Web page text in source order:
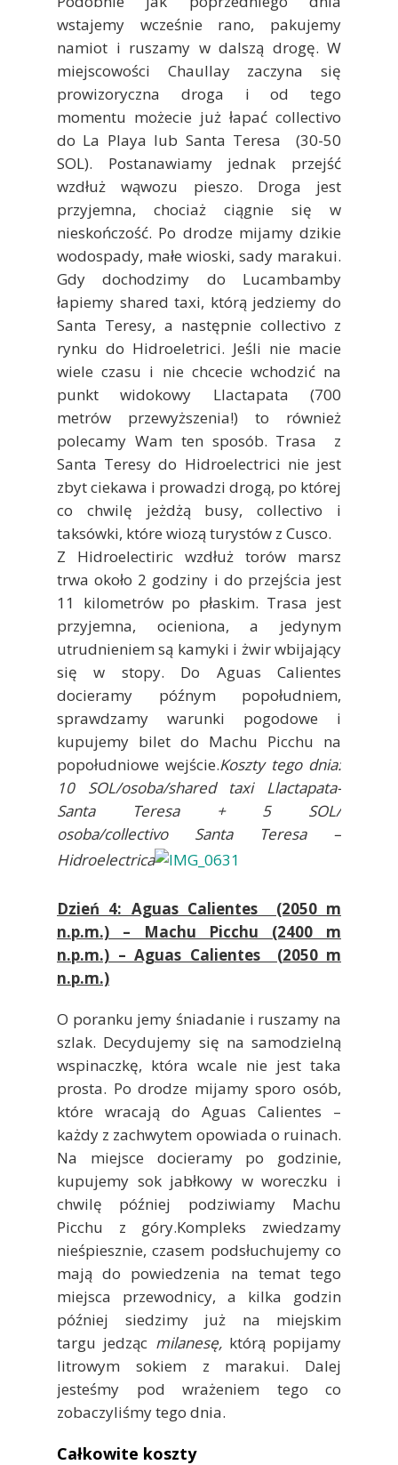
wstajemy wcześnie rano, pakujemy
namiot i ruszamy w dalszą drogę. W
miejscowości Chaullay zaczyna się
prowizoryczna droga i od tego
momentu możecie już łapać collectivo
do La Playa lub Santa Teresa (30-50
SOL). Postanawiamy jednak przejść
wzdłuż wąwozu pieszo. Droga jest
przyjemna, chociaż ciągnie się w
nieskończość. Po drodze mijamy dzikie
wodospady, małe wioski, sady marakui.
Gdy dochodzimy do Lucambamby
łapiemy shared taxi, którą jedziemy do
Santa Teresy, a następnie collectivo z
rynku do Hidroeletrici. Jeśli nie macie
wiele czasu i nie chcecie wchodzić na
punkt widokowy Llactapata (700
metrów przewyższenia!) to również
polecamy Wam ten sposób. Trasa z
Santa Teresy do Hidroelectrici nie jest
zbyt ciekawa i prowadzi drogą, po której
co chwilę jeżdżą busy, collectivo i
taksówki, które wiozą turystów z Cusco.
Z Hidroelectiric wzdłuż torów marsz
trwa około 2 godziny i do przejścia jest
11 kilometrów po płaskim. Trasa jest
przyjemna, ocieniona, a jedynym
utrudnieniem są kamyki i żwir wbijający
się w stopy. Do Aguas Calientes
docieramy późnym popołudniem,
sprawdzamy warunki pogodowe i
kupujemy bilet do Machu Picchu na
popołudniowe wejście.Koszty tego dnia:
10 SOL/osoba/shared taxi Llactapata-
Santa Teresa + 5 SOL/
osoba/collectivo Santa Teresa –
Hidroelectrica
Dzień 4: Aguas Calientes (2050 m
n.p.m.) – Machu Picchu (2400 m
n.p.m.) – Aguas Calientes (2050 m
n.p.m.)
O poranku jemy śniadanie i ruszamy na
szlak. Decydujemy się na samodzielną
wspinaczkę, która wcale nie jest taka
prosta. Po drodze mijamy sporo osób,
które wracają do Aguas Calientes –
każdy z zachwytem opowiada o ruinach.
Na miejsce docieramy po godzinie,
kupujemy sok jabłkowy w woreczku i
chwilę później podziwiamy Machu
Picchu z góry.Kompleks zwiedzamy
nieśpiesznie, czasem podsłuchujemy co
mają do powiedzenia na temat tego
miejsca przewodnicy, a kilka godzin
później siedzimy już na miejskim
targu jedząc milanesę,którą popijamy
litrowym sokiem z marakui. Dalej
jesteśmy pod wrażeniem tego co
zobaczyliśmy tego dnia.
Całkowite koszty